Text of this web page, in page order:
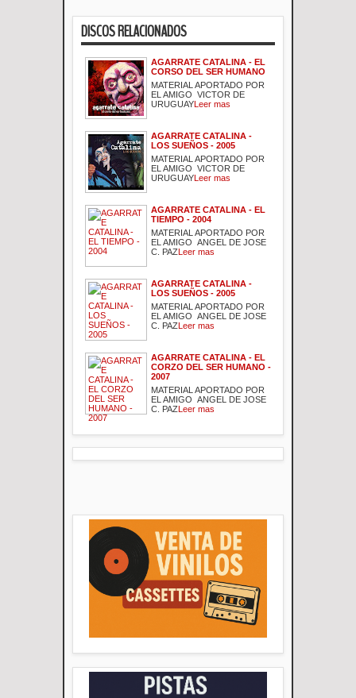
DISCOS RELACIONADOS
AGARRATE CATALINA - EL
CORSO DEL SER HUMANO
MATERIAL APORTADO POR
EL AMIGO VICTOR DE
URUGUAYLeer mas
AGARRATE CATALINA -
LOS SUEÑOS - 2005
MATERIAL APORTADO POR
EL AMIGO VICTOR DE
URUGUAYLeer mas
AGARRATE CATALINA - EL
TIEMPO - 2004
MATERIAL APORTADO POR
EL AMIGO ANGEL DE JOSE
C. PAZLeer mas
AGARRATE CATALINA -
LOS SUEÑOS - 2005
MATERIAL APORTADO POR
EL AMIGO ANGEL DE JOSE
C. PAZLeer mas
AGARRATE CATALINA - EL
CORZO DEL SER HUMANO -
2007
MATERIAL APORTADO POR
EL AMIGO ANGEL DE JOSE
C. PAZLeer mas